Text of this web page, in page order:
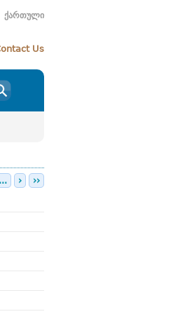
ქართული
Us
... › ››